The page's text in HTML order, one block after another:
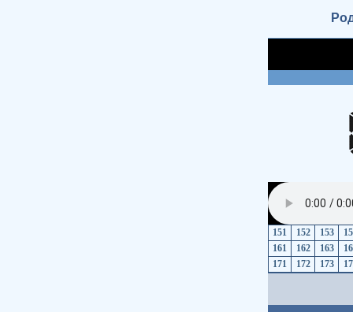
151 152 153
161
162 163
171
172 173